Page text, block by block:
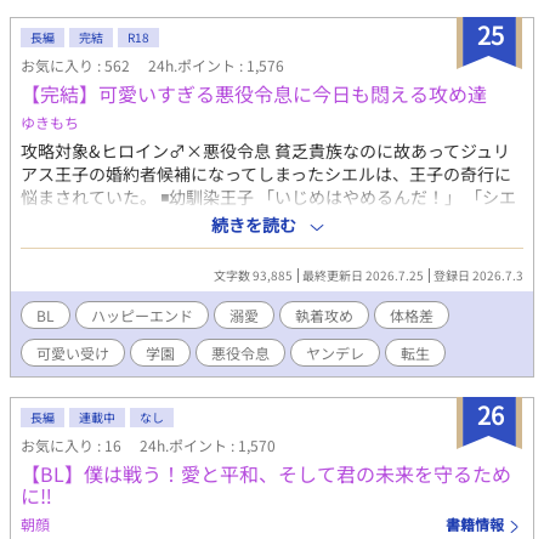
の隣で過ごしなさい」 「君が自由でいられるなら、僕はどうなっ
てもいい」 ジゼルを手に入れようと奔走する男達、教会の陰謀、
謎の感染症。前世の医学知識と治癒魔法を武器に、ジゼルは帝国
の医療と己の運命を変えていく。 【第二部】 帝国の常識を覆す事
件を解決し、第一皇子カイラスとの婚約も決まったジゼル。カー
ネリア家の名誉も回復し、ようやく平穏な日々が訪れる――はず
だった。 「忙しい！ とにかく時間がない！！」 診療所、アカデ
ミー、医療改革、研究、そして皇太子妃教育。カイラスとの甘い
婚約生活どころか、ゆっくり会う時間すらない。側妃の座を狙う
貴族たちの思惑や新聞社の誹謗中傷にも振り回され、慌ただしい
毎日を送っていた。 「すごーい、お仕事熱心なんですね。僕だっ
たらカイラス様より優先することなんてないけどな」 そんなな
か、「聖女の生まれ変わり」を名乗る美しい少年ルカ・アステル
が現れ、カイラスへ異常な執着を見せ始める。 そして海の向こう
では、一つの事件が静かに動き始めていた。 「これでお前は何者
でもない。窮屈な立場など捨てて俺の番になれ」 医療、政治、恋
愛、そして海を舞台にした新たな冒険。研究一筋の元小児科医
は、大切な人を守るため、再び帝国を揺るがす運命へ飛び込んで
いく。
25
長編 完結 R18
お気に入り : 562 24h.ポイント : 1,576
【完結】可愛いすぎる悪役令息に今日も悶える攻め達
ゆきもち
攻略対象&ヒロイン♂×悪役令息 貧乏貴族なのに故あってジュリ
アス王子の婚約者候補になってしまったシエルは、王子の奇行に
悩まされていた。 ◾️幼馴染王子 「いじめはやめるんだ！」 「シエ
ルは、嫉妬してこんな事したんだよな？」 ※設定のせいで最初は
空回りのやらかしばかりです。かっこいい攻めではありません
が、シエルへの愛は誰にも負けません！ ◾️ヒロイン♂ 注意！中身
はバリタチ 「セックスはスポーツだよ♪」 ◾️過保護な従者 「お前
は俺がいないと、何にも出来ないんだから」 ◾️弟（転生者） 「ー
ー 兄さんは僕が幸せにする！」 ◾️騎士団長の息子 「俺は貴方
の守護騎士です」 果たしてシエルは幸せになる事が出来るの
か……？ ★最終的には、やらかし王子とハッピーエンド予定で
す。 注意！ がっつり本番はありませんが、随所に、匂わせ、エ
ロが絡むシーン、攻めが変態になるシーンがあります。 ちょこち
ょこ出てくるので、話のタイトルに※はつけてません。 いつでも
何でもウェルカムな方、どうぞ宜しくお願いします。 後で気づい
てサイレント修正する場合があります。
続きを読む
文字数 93,885 最終更新日 2026.7.25 登録日 2026.7.3
BL ハッピーエンド 溺愛 執着攻め
体格差
可愛い受け
学園 悪役令息 ヤンデレ 転生
26
長編 連載中 なし
お気に入り : 16 24h.ポイント : 1,570
【BL】僕は戦う！愛と平和、そして君の未来を守るため
に‼︎
朝顔 書籍情報